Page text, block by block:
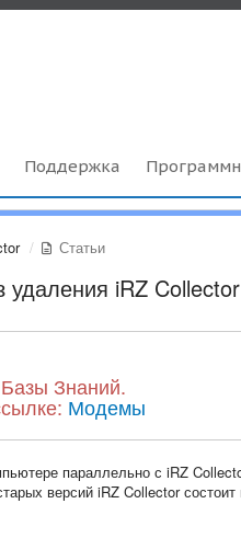
Поддержка
Статьи
удаления iRZ
Знаний.
Модемы
параллельно с iRZ
версий iRZ Collector состоит